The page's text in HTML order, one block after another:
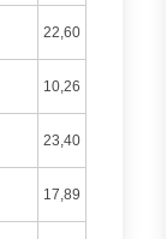
22,60
10,26
23,40
17,89